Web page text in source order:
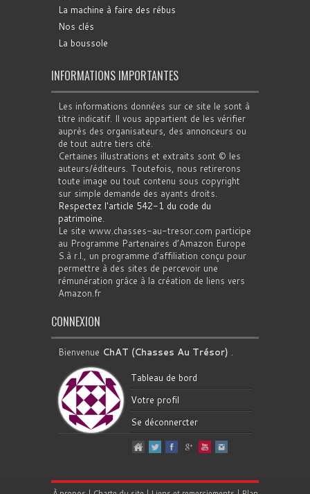
La machine à faire des rébus
Nos clés
La boussole
INFORMATIONS IMPORTANTES
Les informations données sur ce site le sont à
titre indicatif. Il vous appartient de les vérifier
auprès des organisateurs, des annonceurs ou
de tout autre tiers cité.
Certaines illustrations et extraits sont © les
auteurs/éditeurs. Toutefois, nous retirerons
toute image ou tout contenu sous copyright
sur simple demande des ayants droits.
Respectez l'article 542-1 du code du
patrimoine.
Le site www.chasses-au-tresor.com participe
au Programme Partenaires d’Amazon Europe
S.à r.l., un programme d’affiliation conçu pour
permettre à des sites de percevoir une
rémunération grâce à la création de liens vers
Amazon.fr
CONNEXION
Bienvenue ChAT (Chasses Au Trésor) .
Tableau de bord
Votre profil
Se déconnercter